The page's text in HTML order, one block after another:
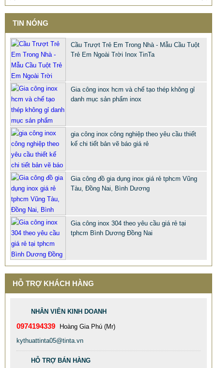
CHỤP INOX PHỤ KIỆN LAN CAN CẦU THANG TRANG TRÍ
68.668 VNĐ
SP: PHU KIEN CHUP CHAN INOX 316 201 304 XI MA VANG
TIN NÓNG
Cầu Trượt Trẻ Em Trong Nhà - Mẫu Cầu Tuột
Trẻ Em Ngoài Trời Inox TinTa
Gia công inox hcm và chế tạo thép không gỉ
danh mục sản phẩm inox
gia công inox công nghiệp theo yêu cầu thiết
kế chi tiết bản vẽ báo giá rẻ
Gia công đồ gia dụng inox giá rẻ tphcm Vũng
Tàu, Đồng Nai, Bình Dương
Gia công inox 304 theo yêu cầu giá rẻ tại
tphcm Bình Dương Đồng Nai
HỖ TRỢ KHÁCH HÀNG
NHÂN VIÊN KINH DOANH
0974194339
Hoàng Gia Phú (Mr)
kythuattinta05@tinta.vn
HỖ TRỢ BÁN HÀNG